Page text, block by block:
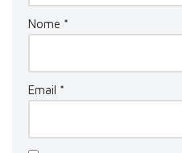
Nome *
Email *